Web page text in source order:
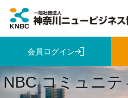
会員ログイン
NBC コミュニテ